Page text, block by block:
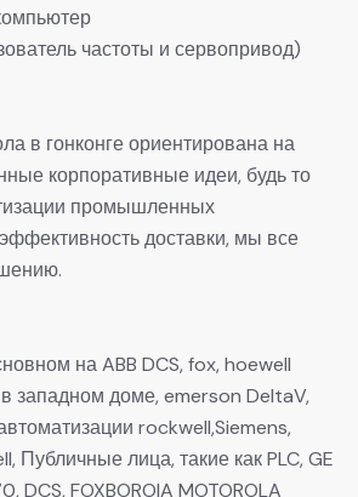
частоты и сервопривод)
в гонконге ориентирована на
корпоративные идеи, будь то
промышленных
доставки, мы все
на ABB DCS, fox, hoewell
западном доме, emerson DeltaV,
rockwell,Siemens,
Публичные лица, такие как PLC, GE
DCS, FOXBOROIA MOTOROLA